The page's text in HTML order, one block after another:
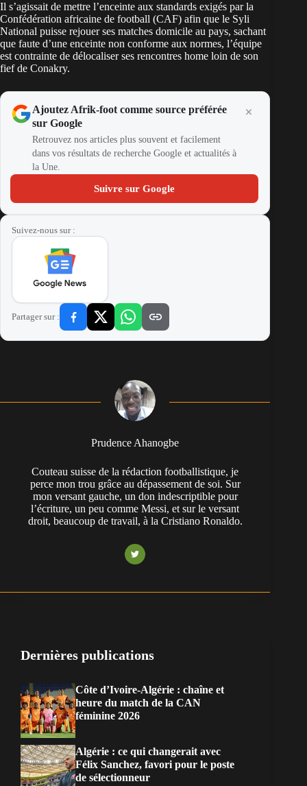
Il s’agissait de mettre l’enceinte aux standards exigés par la
Confédération africaine de football (CAF) afin que le Syli
National puisse rejouer ses matches domicile au pays, sachant
que faute d’une enceinte non conforme aux normes, l’équipe
est contrainte de délocaliser ses rencontres home loin de son
fief de Conakry.
Ajoutez Afrik-foot comme source préférée
sur Google
Retrouvez nos articles plus souvent et facilement
dans vos résultats de recherche Google et actualités à
la Une.
Suivre sur Google
Suivez-nous sur :
Partager sur :
Prudence Ahanogbe
Couteau suisse de la rédaction footballistique, je
perce mon trou grâce au dépassement de soi. Sur
mon versant gauche, un don indescriptible pour
l’écriture, un peu comme Messi, et sur le versant
droit, beaucoup de travail, à la Cristiano Ronaldo.
Dernières publications
Côte d’Ivoire-Algérie : chaîne et
heure du match de la CAN
féminine 2026
Algérie : ce qui changerait avec
Félix Sanchez, favori pour le poste
de sélectionneur